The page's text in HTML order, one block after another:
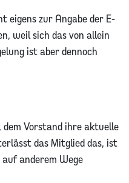
eigens zur Angabe der E-
weil sich das von allein
ist aber dennoch
Vorstand ihre aktuelle
das Mitglied das, ist
anderem Wege